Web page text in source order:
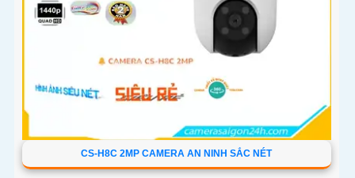
CS-H8C 2MP CAMERA AN NINH SẮC NÉT